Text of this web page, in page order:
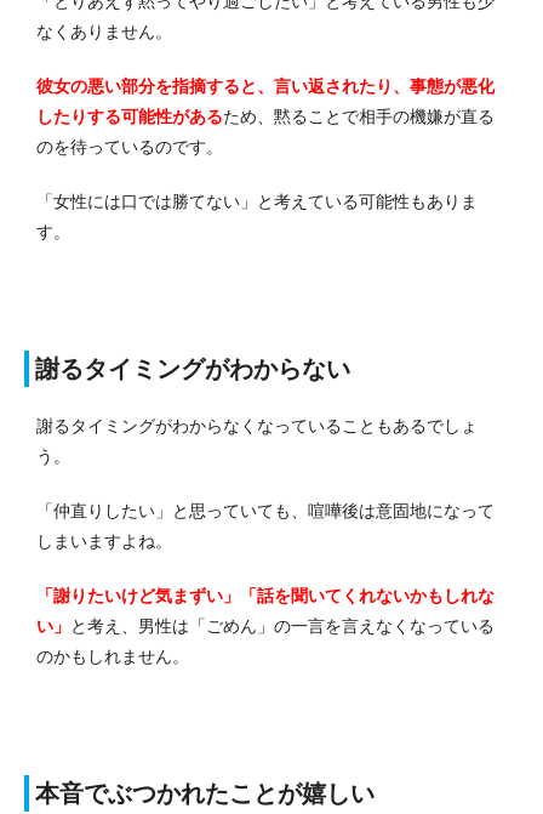
なくありません。
彼女の悪い部分を指摘すると、言い返されたり、事態が悪化
したりする可能性があるため、黙ることで相手の機嫌が直る
のを待っているのです。
「女性には口では勝てない」と考えている可能性もありま
す。
謝るタイミングがわからない
謝るタイミングがわからなくなっていることもあるでしょ
う。
「仲直りしたい」と思っていても、喧嘩後は意固地になって
しまいますよね。
「謝りたいけど気まずい」「話を聞いてくれないかもしれな
い」 と考え、男性は「ごめん」の一言を言えなくなっている
のかもしれません。
本音でぶつかれたことが嬉しい